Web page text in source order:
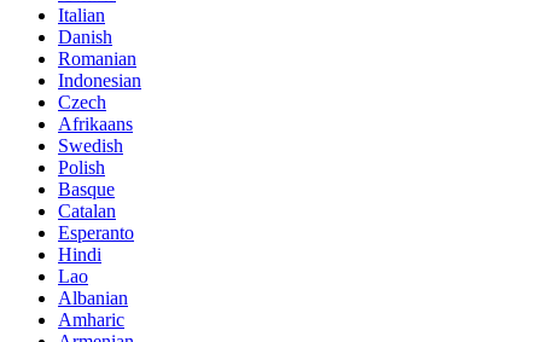
Italian
Danish
Romanian
Indonesian
Czech
Afrikaans
Swedish
Polish
Basque
Catalan
Esperanto
Hindi
Lao
Albanian
Amharic